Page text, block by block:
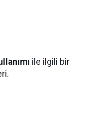
ile ilgili bir